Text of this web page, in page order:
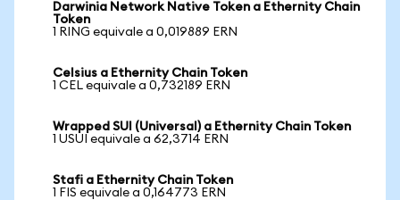
Darwinia Network Native Token a Ethernity Chain
Token
1 RING equivale a 0,019889 ERN
Celsius a Ethernity Chain Token
1 CEL equivale a 0,732189 ERN
Wrapped SUI (Universal) a Ethernity Chain Token
1 USUI equivale a 62,3714 ERN
Stafi a Ethernity Chain Token
1 FIS equivale a 0,164773 ERN